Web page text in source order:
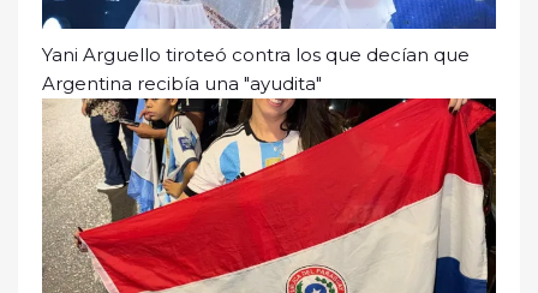
Yani Arguello tiroteó contra los que decían que
Argentina recibía una "ayudita"